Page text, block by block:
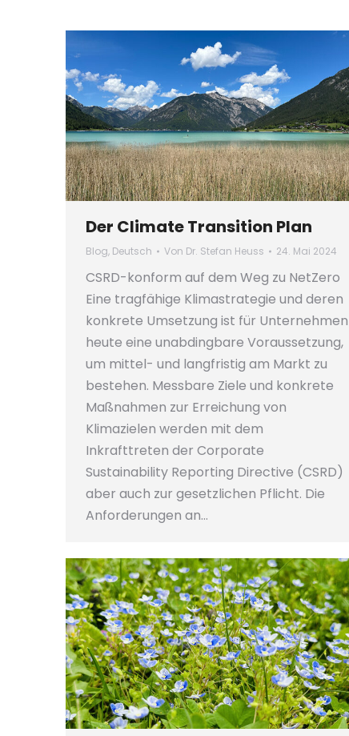
Der Climate Transition Plan
Blog, Deutsch Von Dr. Stefan Heuss 24. Mai 2024
CSRD-konform auf dem Weg zu NetZero
Eine tragfähige Klimastrategie und deren
konkrete Umsetzung ist für Unternehmen
heute eine unabdingbare Voraussetzung,
um mittel- und langfristig am Markt zu
bestehen. Messbare Ziele und konkrete
Maßnahmen zur Erreichung von
Klimazielen werden mit dem
Inkrafttreten der Corporate
Sustainability Reporting Directive (CSRD)
aber auch zur gesetzlichen Pflicht. Die
Anforderungen an…